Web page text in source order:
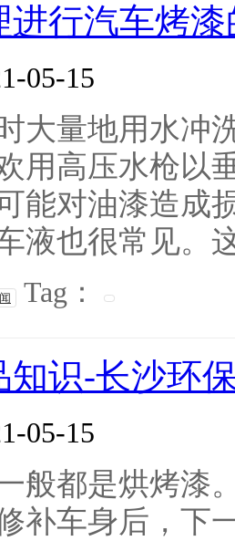
进行汽车烤
05-15
大量地用水冲
用高压水枪以
能对油漆造成
液也很常见。
Tag：
知识-长沙环
05-15
般都是烘烤漆
补车身后，下